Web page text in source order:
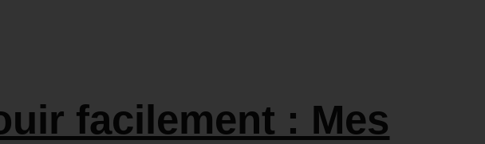
facilement : Mes